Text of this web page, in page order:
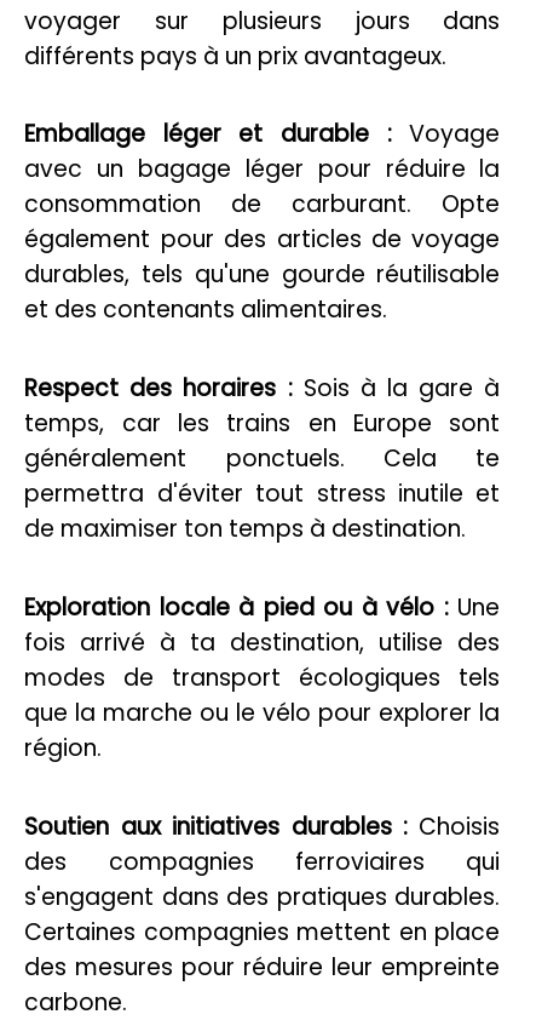
voyager sur plusieurs jours dans
différents pays à un prix avantageux.
Emballage léger et durable :Voyage
avec un bagage léger pour réduire la
consommation de carburant. Opte
également pour des articles de voyage
durables, tels qu'une gourde réutilisable
et des contenants alimentaires.
Respect des horaires :Sois à la gare à
temps, car les trains en Europe sont
généralement ponctuels. Cela te
permettra d'éviter tout stress inutile et
de maximiser ton temps à destination.
Exploration locale à pied ou à vélo :Une
fois arrivé à ta destination, utilise des
modes de transport écologiques tels
que la marche ou le vélo pour explorer la
région.
Soutien aux initiatives durables : Choisis
des compagnies ferroviaires qui
s'engagent dans des pratiques durables.
Certaines compagnies mettent en place
des mesures pour réduire leur empreinte
carbone.